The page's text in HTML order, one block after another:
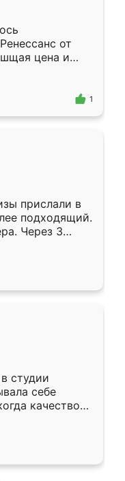
от
цена и
Приехавший
самый
1
прислали в
подходящий.
Через 3
Остались
Ренессанс
студии
себе
качеством
уже почти